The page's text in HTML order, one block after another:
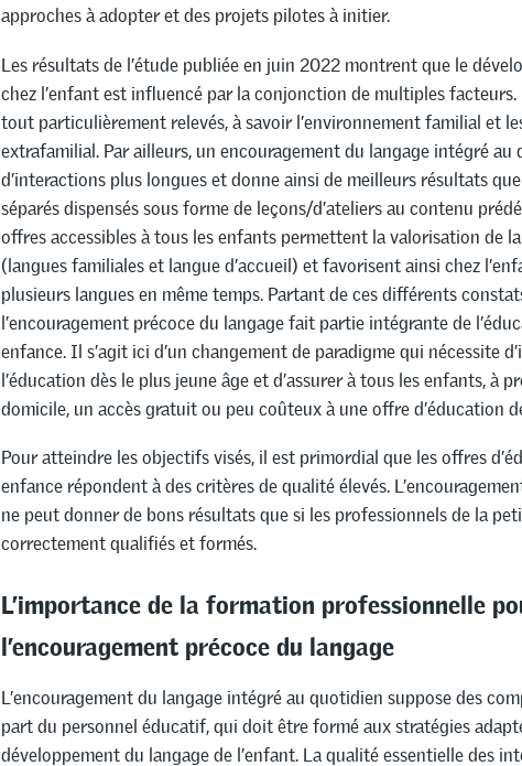
approches à adopter et des projets pilotes à initier.
Les résultats de l’étude publiée en juin 2022 montrent que le
chez l’enfant est influencé par la conjonction de multiples facteurs.
tout particulièrement relevés, à savoir l’environnement familial et
extrafamilial. Par ailleurs, un encouragement du langage intégré au
d’interactions plus longues et donne ainsi de meilleurs résultats
séparés dispensés sous forme de leçons/d’ateliers au contenu
offres accessibles à tous les enfants permettent la valorisation de
(langues familiales et langue d’accueil) et favorisent ainsi chez
plusieurs langues en même temps. Partant de ces différents
l’encouragement précoce du langage fait partie intégrante de
enfance. Il s’agit ici d’un changement de paradigme qui nécessite
l’éducation dès le plus jeune âge et d’assurer à tous les enfants, à
domicile, un accès gratuit ou peu coûteux à une offre d’éducation
Pour atteindre les objectifs visés, il est primordial que les offres
enfance répondent à des critères de qualité élevés.
ne peut donner de bons résultats que si les professionnels de la
correctement qualifiés et formés.
L’importance de la formation professionnelle
l’encouragement précoce du langage
L’encouragement du langage intégré au quotidien suppose des
part du personnel éducatif, qui doit être formé aux stratégies
développement du langage de l’enfant. La qualité essentielle des